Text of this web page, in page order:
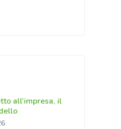
all’impresa, il